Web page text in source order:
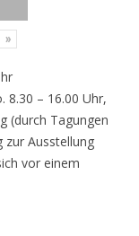
»
8.30 – 16.00 Uhr,
(durch Tagungen
zur Ausstellung
vor einem